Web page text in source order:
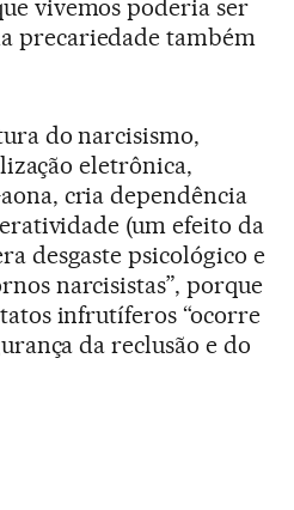
vivemos poderia ser
precariedade também
do narcisismo,
eletrônica,
cria dependência
(um efeito da
desgaste psicológico e
narcisistas”, porque
infrutíferos “ocorre
da reclusão e do